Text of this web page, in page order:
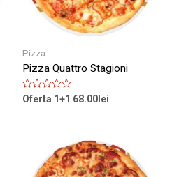
Pizza
Pizza Quattro Stagioni
Rated
Oferta 1+1 68.00lei